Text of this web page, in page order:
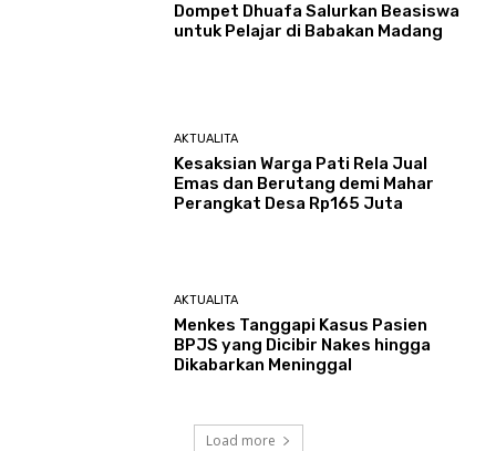
Dompet Dhuafa Salurkan Beasiswa
untuk Pelajar di Babakan Madang
AKTUALITA
Kesaksian Warga Pati Rela Jual
Emas dan Berutang demi Mahar
Perangkat Desa Rp165 Juta
AKTUALITA
Menkes Tanggapi Kasus Pasien
BPJS yang Dicibir Nakes hingga
Dikabarkan Meninggal
Load more